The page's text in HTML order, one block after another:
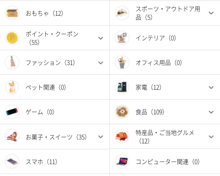
おもちゃ（12）
スポーツ・アウトドア用
品（5）
ポイント・クーポン
（55）
インテリア（0）
ファッション（31） オフィス用品（0）
ペット関連（0） 家電（12）
ゲーム（0） 食品（109）
お菓子・スイーツ（35）
特産品・ご当地グルメ
（12）
スマホ（11） コンピューター関連（0）